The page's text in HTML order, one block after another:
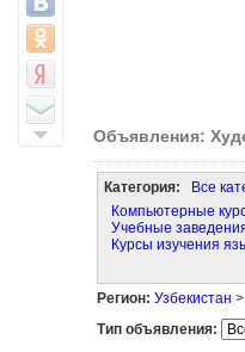
Объявления:
Категория: Все
Компьютерные
Учебные
Курсы изучения
Регион: Узбекистан
Тип объявления: